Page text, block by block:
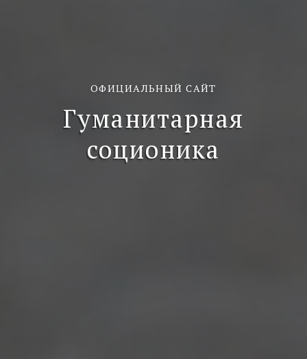
ОФИЦИАЛЬНЫЙ САЙТ
Гуманитарная
соционика